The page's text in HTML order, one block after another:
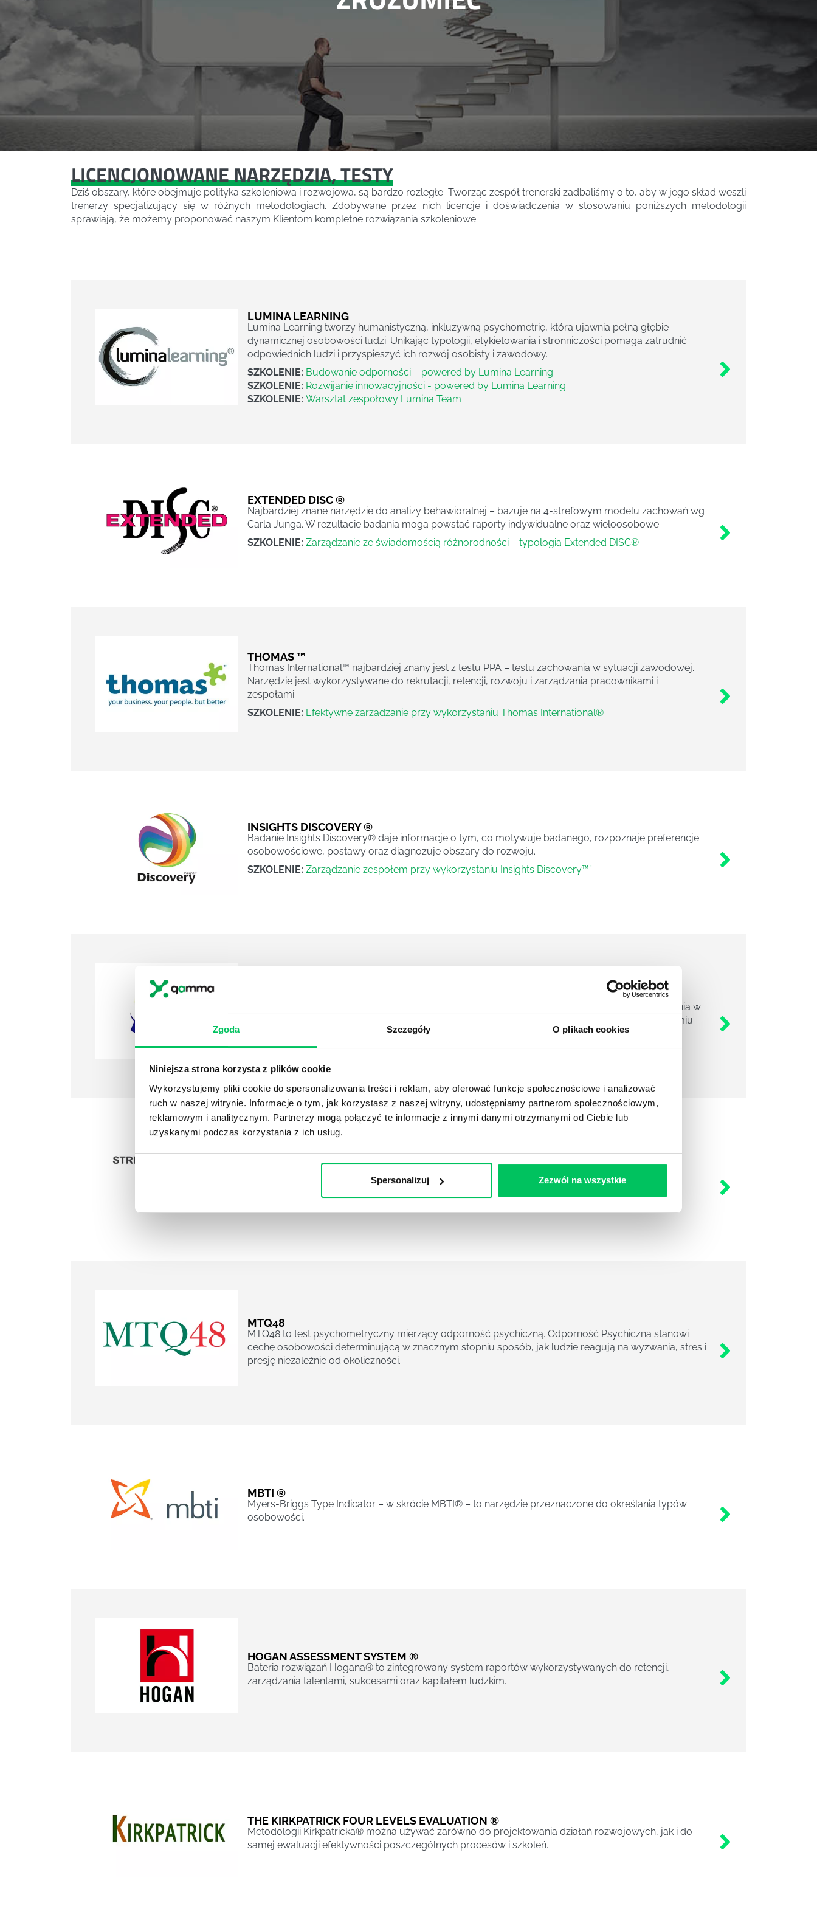
Zgoda Szczegóły O plikach cookies
Niniejsza strona korzysta z plików cookie
Wykorzystujemy pliki cookie do spersonalizowania treści i reklam, aby oferować funkcje społecznościowe i analizować
ruch w naszej witrynie. Informacje o tym, jak korzystasz z naszej witryny, udostępniamy partnerom społecznościowym,
reklamowym i analitycznym. Partnerzy mogą połączyć te informacje z innymi danymi otrzymanymi od Ciebie lub
uzyskanymi podczas korzystania z ich usług.
Spersonalizuj Zezwól na wszystkie
LICENCJONOWANE NARZĘDZIA, TESTY
Dziś obszary, które obejmuje polityka szkoleniowa i rozwojowa, są bardzo rozległe. Tworząc zespół trenerski zadbaliśmy o to, aby w jego skład weszli
trenerzy specjalizujący się w różnych metodologiach. Zdobywane przez nich licencje i doświadczenia w stosowaniu poniższych metodologii
sprawiają, że możemy proponować naszym Klientom kompletne rozwiązania szkoleniowe.
LUMINA LEARNING
Lumina Learning tworzy humanistyczną, inkluzywną psychometrię, która ujawnia pełną głębię
dynamicznej osobowości ludzi. Unikając typologii, etykietowania i stronniczości pomaga zatrudnić
odpowiednich ludzi i przyspieszyć ich rozwój osobisty i zawodowy.
SZKOLENIE: Budowanie odporności – powered by Lumina Learning
SZKOLENIE: Rozwijanie innowacyjności - powered by Lumina Learning
SZKOLENIE: Warsztat zespołowy Lumina Team
EXTENDED DISC ®
Najbardziej znane narzędzie do analizy behawioralnej – bazuje na 4-strefowym modelu zachowań wg
Carla Junga. W rezultacie badania mogą powstać raporty indywidualne oraz wieloosobowe.
SZKOLENIE: Zarządzanie ze świadomością różnorodności – typologia Extended DISC®
THOMAS ™
Thomas International™ najbardziej znany jest z testu PPA – testu zachowania w sytuacji zawodowej.
Narzędzie jest wykorzystywane do rekrutacji, retencji, rozwoju i zarządzania pracownikami i
zespołami.
SZKOLENIE: Efektywne zarzadzanie przy wykorzystaniu Thomas International®
INSIGHTS DISCOVERY ®
Badanie Insights Discovery® daje informacje o tym, co motywuje badanego, rozpoznaje preferencje
osobowościowe, postawy oraz diagnozuje obszary do rozwoju.
SZKOLENIE: Zarządzanie zespołem przy wykorzystaniu Insights Discovery™”
MINDSONAR® – Narzędzie to koncentruje się na diagnozie hierarchii wartości oraz stylów myślenia w
określonym kontekście. Korzystając z teorii wartości Gravesa, narzędzie rozpoznaje jeden z siedmiu
napędów, które aktywują uczestnika do działania
rozpoznaje 34 talenty osoby badanej, porządkując je od tych, które są dominujące (główne 5
talentów), po te, w które jest ona wyposażona w najmniejszym stopniu (ostanie 5 talentów).
MTQ48
MTQ48 to test psychometryczny mierzący odporność psychiczną. Odporność Psychiczna stanowi
cechę osobowości determinującą w znacznym stopniu sposób, jak ludzie reagują na wyzwania, stres i
presję niezależnie od okoliczności.
MBTI ®
Myers-Briggs Type Indicator – w skrócie MBTI® – to narzędzie przeznaczone do określania typów
osobowości.
HOGAN ASSESSMENT SYSTEM ®
Bateria rozwiązań Hogana® to zintegrowany system raportów wykorzystywanych do retencji,
zarządzania talentami, sukcesami oraz kapitałem ludzkim.
THE KIRKPATRICK FOUR LEVELS EVALUATION ®
Metodologii Kirkpatricka® można używać zarówno do projektowania działań rozwojowych, jak i do
samej ewaluacji efektywności poszczególnych procesów i szkoleń.